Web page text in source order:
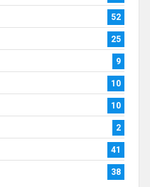
52
25
9
10
10
2
41
38